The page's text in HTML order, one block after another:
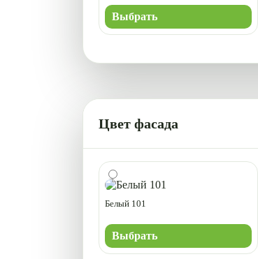
Выбрать
Цвет фасада
Белый 101
Выбрать